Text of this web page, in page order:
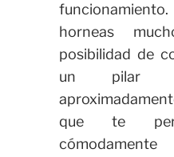
horneas
posibilidad de
un pilar
que te